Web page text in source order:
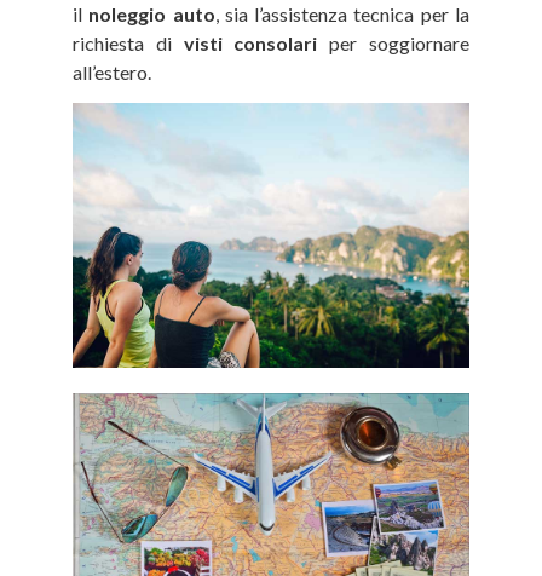
il noleggio auto , sia l’assistenza tecnica per la
richiesta di visti consolariper soggiornare
all’estero.